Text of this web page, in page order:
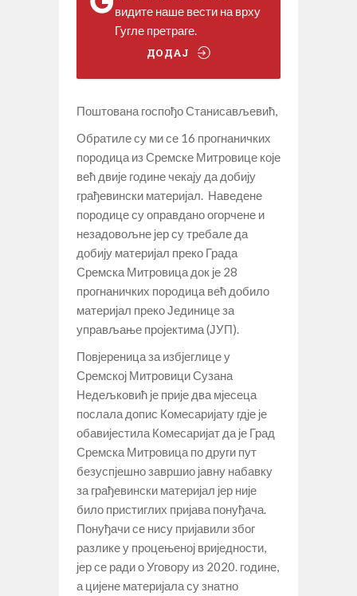
видите наше вести на врху
Гугле претраге.
ДОДАЈ
Поштована госпођо Станисављевић,
Обратиле су ми се 16 прогнаничких
породица из Сремске Митровице које
већ двије године чекају да добију
грађевински материјал. Наведене
породице су оправдано огорчене и
незадовољне јер су требале да
добију материјал преко Града
Сремска Митровица док је 28
прогнаничких породица већ добило
материјал преко Јединице за
управљање пројектима (ЈУП).
Повјереница за избјеглице у
Сремској Митровици Сузана
Недељковић је прије два мјесеца
послала допис Комесаријату гдје је
обавијестила Комесаријат да је Град
Сремска Митровица по други пут
безуспјешно завршио јавну набавку
за грађевински материјал јер није
било пристиглих пријава понуђача.
Понуђачи се нису пријавили због
разлике у процењеној вриједности,
јер се ради о Уговору из 2020. године,
а цијене материјала су знатно